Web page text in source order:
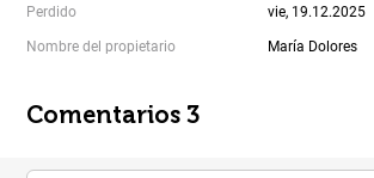
Perdido vie, 19.12.2025
Nombre del propietario María Dolores
Comentarios 3